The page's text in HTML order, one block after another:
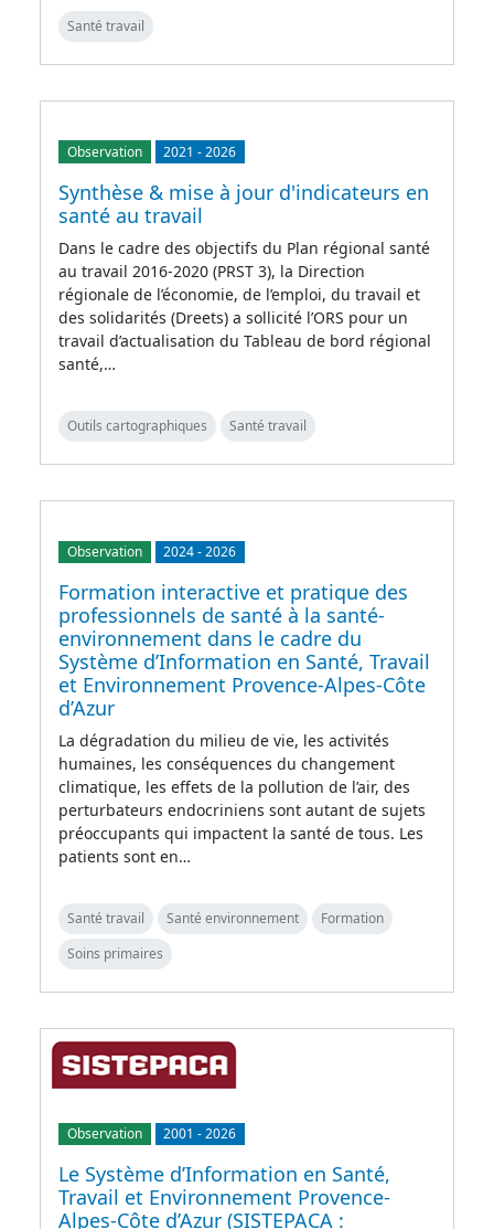
Santé travail
Observation 2021 -2026
Synthèse & mise à jour d'indicateurs en
santé au travail
Dans le cadre des objectifs du Plan régional santé
au travail 2016-2020 (PRST 3), la Direction
régionale de l’économie, de l’emploi, du travail et
des solidarités (Dreets) a sollicité l’ORS pour un
travail d’actualisation du Tableau de bord régional
santé,…
Outils cartographiques Santé travail
Observation 2024-2026
Formation interactive et pratique des
professionnels de santé à la santé-
environnement dans le cadre du
Système d’Information en Santé, Travail
et Environnement Provence-Alpes-Côte
d’Azur
La dégradation du milieu de vie, les activités
humaines, les conséquences du changement
climatique, les effets de la pollution de l’air, des
perturbateurs endocriniens sont autant de sujets
préoccupants qui impactent la santé de tous. Les
patients sont en…
Santé travail Santé environnement
Formation
Soins primaires
Observation 2001 -2026
Le Système d’Information en Santé,
Travail et Environnement Provence-
Alpes-Côte d’Azur (SISTEPACA :